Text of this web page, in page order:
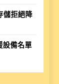
儲拒絕降
設備名單